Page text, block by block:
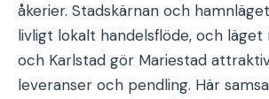
åkerier. Stadskärnan och
livligt lokalt handelsflöde, och läget
och Karlstad gör Mariestad
leveranser och pendling. Här